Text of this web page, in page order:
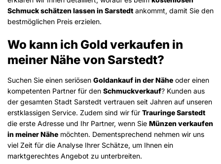
Schmuck schätzen lassen in Sarstedt ankommt, damit Sie den
bestmöglichen Preis erzielen.
Wo kann ich Gold verkaufen in
meiner Nähe von Sarstedt?
Suchen Sie einen seriösen Goldankauf in der Nähe oder einen
kompetenten Partner für den Schmuckverkauf? Kunden aus
der gesamten Stadt Sarstedt vertrauen seit Jahren auf unseren
erstklassigen Service. Zudem sind wir für Trauringe Sarstedt
die erste Adresse und Ihr Partner, wenn Sie Münzen verkaufen
in meiner Nähe möchten. Dementsprechend nehmen wir uns
viel Zeit für die Analyse Ihrer Schätze, um Ihnen ein
marktgerechtes Angebot zu unterbreiten.